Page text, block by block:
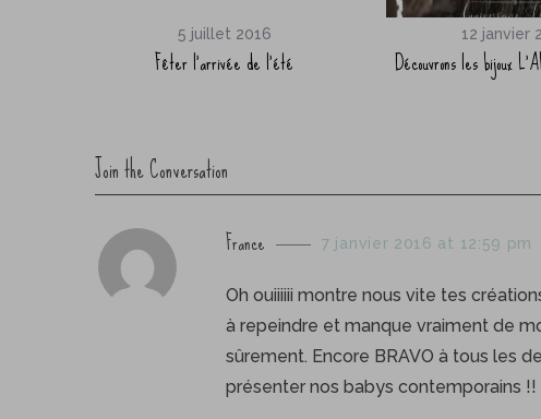
5 juillet 2016
Fêter l’arrivée de l’été
12 janvier
Découvrons les bijoux
Join the Conversation
s
y
s
:
France 7 janvier 2016 at 12:59 pm
Oh ouiiiiii montre nous vite tes
à repeindre et manque vraiment de
sûrement. Encore BRAVO à tous les
présenter nos babys contemporains !!